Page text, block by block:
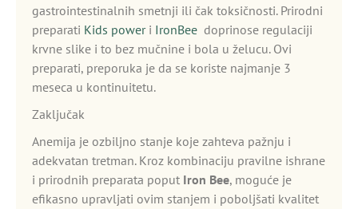
gastrointestinalnih smetnji ili čak toksičnosti. Prirodni
preparati Kids poweri IronBee doprinose regulaciji
krvne slike i to bez mučnine i bola u želucu. Ovi
preparati, preporuka je da se koriste najmanje 3
meseca u kontinuitetu.
Zaključak
Anemija je ozbiljno stanje koje zahteva pažnju i
adekvatan tretman. Kroz kombinaciju pravilne ishrane
i prirodnih preparata poput Iron Bee, moguće je
efikasno upravljati ovim stanjem i poboljšati kvalitet